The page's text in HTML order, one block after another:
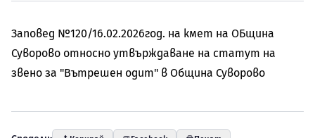
Заповед №120/16.02.2026год. на кмет на ОБщина
Суворово относно утвърждаване на статут на
звено за "Вътрешен одит" в Община Суворово